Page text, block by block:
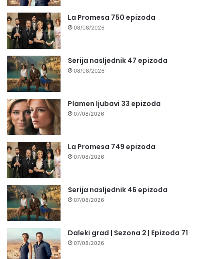
La Promesa 750 epizoda
08/08/2026
Serija nasljednik 47 epizoda
08/08/2026
Plamen ljubavi 33 epizoda
07/08/2026
La Promesa 749 epizoda
07/08/2026
Serija nasljednik 46 epizoda
07/08/2026
Daleki grad | Sezona 2 | Epizoda 71
07/08/2026